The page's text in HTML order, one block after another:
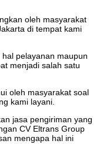
oleh masyarakat
di tempat kami
pelayanan maupun
menjadi salah satu
oleh masyarakat soal
kami layani.
jasa pengiriman yang
CV Eltrans Group
mengapa hal ini